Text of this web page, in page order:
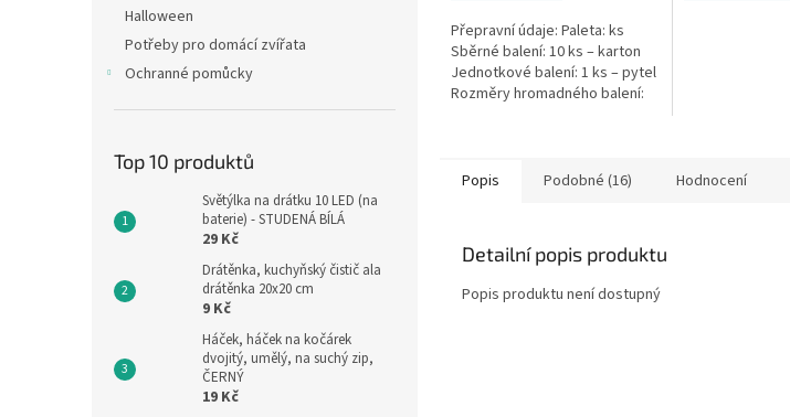
Halloween
Potřeby pro domácí zvířata
Ochranné pomůcky
Top 10 produktů
Světýlka na drátku 10 LED (na
baterie) - STUDENÁ BÍLÁ
29 Kč
Drátěnka, kuchyňský čistič ala
drátěnka 20x20 cm
9 Kč
Háček, háček na kočárek
dvojitý, umělý, na suchý zip,
ČERNÝ
19 Kč
Přepravní údaje: Paleta: ks
Sběrné balení: 10 ks – karton
Jednotkové balení: 1 ks – pytel
Rozměry hromadného balení:
Popis Podobné (16) Hodnocení
Detailní popis produktu
Popis produktu není dostupný